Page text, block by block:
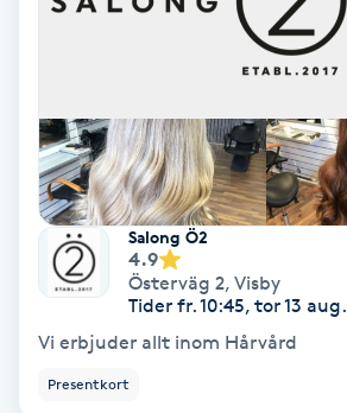
Barber
Barnklippning
BIAB
Bottenfärg
Salong Ö2
4.9
Österväg 2, Visby
Tider fr. 10:45, tor 13 aug.
Vi erbjuder allt inom Hårvård
Presentkort